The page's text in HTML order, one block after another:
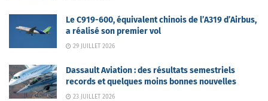
Le C919-600, équivalent chinois de l’A319 d’Airbus,
a réalisé son premier vol
29 JUILLET 2026
Dassault Aviation : des résultats semestriels
records et quelques moins bonnes nouvelles
23 JUILLET 2026